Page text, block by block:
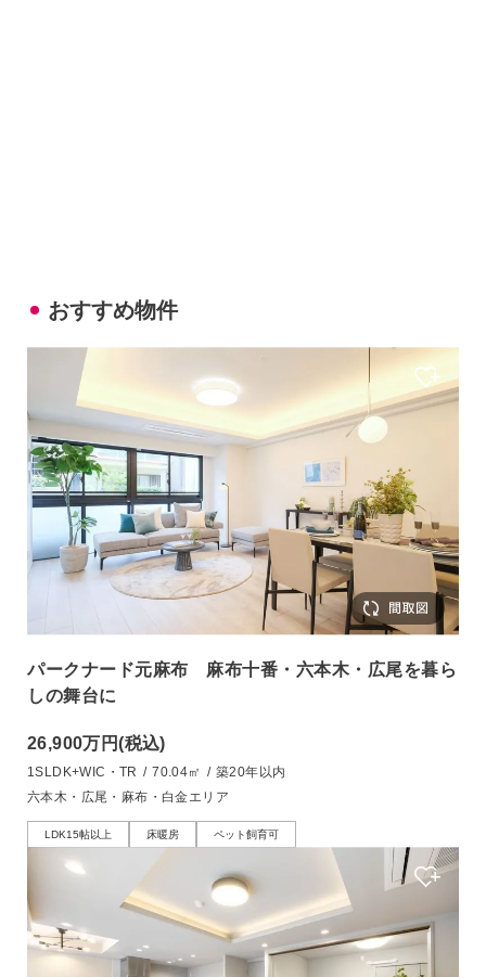
おすすめ物件
パークナード元麻布 麻布十番・六本木・広尾を暮ら
しの舞台に
26,900万円(税込)
1SLDK+WIC・TR / 70.04㎡ / 築20年以内
六本木・広尾・麻布・白金エリア
LDK15帖以上 床暖房 ペット飼育可